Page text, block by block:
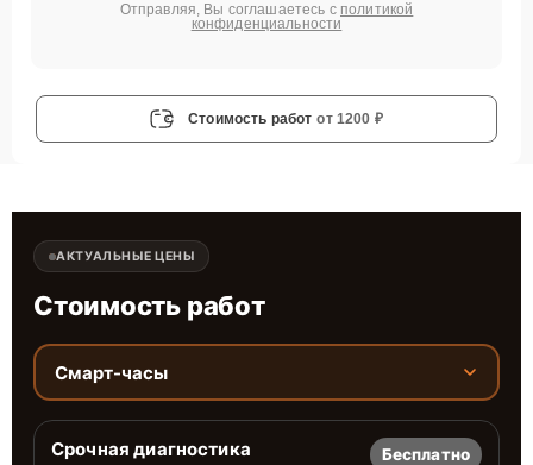
Отправляя, Вы соглашаетесь с политикой
конфиденциальности
Стоимость работ от 1200 ₽
АКТУАЛЬНЫЕ ЦЕНЫ
Стоимость работ
Смарт-часы
Срочная диагностика Бесплатно